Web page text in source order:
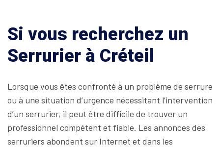
Si vous recherchez un
Serrurier à Créteil
Lorsque vous êtes confronté à un problème de serrure
ou à une situation d’urgence nécessitant l’intervention
d’un serrurier, il peut être difficile de trouver un
professionnel compétent et fiable. Les annonces des
serruriers abondent sur Internet et dans les